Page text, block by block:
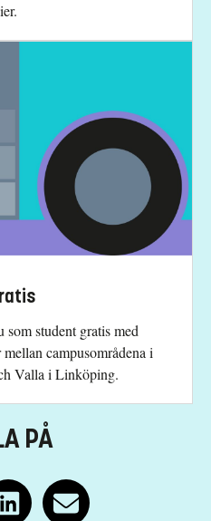
som student gratis med
campusområdena i
Valla i Linköping.
PÅ